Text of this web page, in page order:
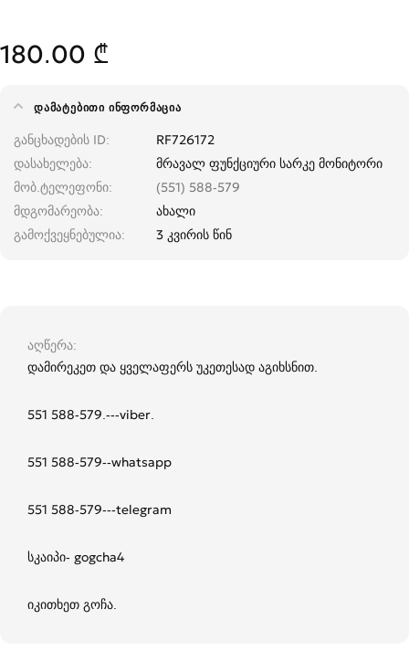
180.00 ₾
ᲓᲐᲛᲐᲢᲔᲑᲘᲗᲘ ᲘᲜᲤᲝᲠᲛᲐᲪᲘᲐ
განცხადების ID
RF726172
დასახელება
მრავალ ფუნქციური სარკე მონიტორი
მობ.ტელეფონი
(551) 588-579
მდგომარეობა
ახალი
გამოქვეყნებულია
3 კვირის წინ
აღწერა
დამირეკეთ და ყველაფერს უკეთესად აგიხსნით.
551 588-579.---viber.
551 588-579--whatsapp
551 588-579---telegram
სკაიპი- gogcha4
იკითხეთ გოჩა.